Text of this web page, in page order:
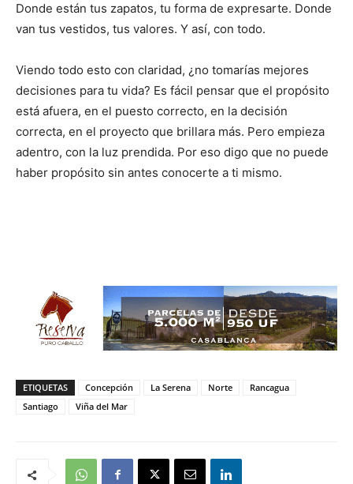
Donde están tus zapatos, tu forma de expresarte. Donde
van tus vestidos, tus valores. Y así, con todo.
Viendo todo esto con claridad, ¿no tomarías mejores
decisiones para tu vida? Es fácil pensar que el propósito
está afuera, en el puesto correcto, en la decisión
correcta, en el proyecto que brillara más. Pero empieza
adentro, con la luz prendida. Por eso digo que no puede
haber propósito sin antes conocerte a ti mismo.
ETIQUETAS Concepción La Serena Norte
Rancagua
Santiago
Viña del Mar